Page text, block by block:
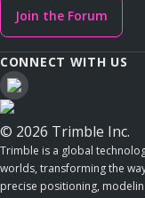
Join the Forum
CONNECT WITH US
© 2026 Trimble Inc.
Trimble is a global
worlds, transforming the
precise positioning,